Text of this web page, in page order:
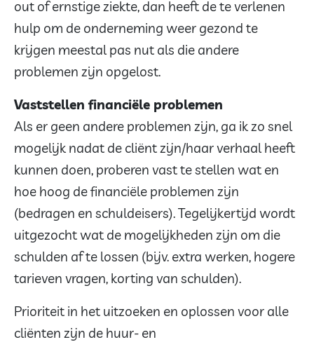
out of ernstige ziekte, dan heeft de te verlenen
hulp om de onderneming weer gezond te
krijgen meestal pas nut als die andere
problemen zijn opgelost.
Vaststellen financiële problemen
Als er geen andere problemen zijn, ga ik zo snel
mogelijk nadat de cliënt zijn/haar verhaal heeft
kunnen doen, proberen vast te stellen wat en
hoe hoog de financiële problemen zijn
(bedragen en schuldeisers). Tegelijkertijd wordt
uitgezocht wat de mogelijkheden zijn om die
schulden af te lossen (bijv. extra werken, hogere
tarieven vragen, korting van schulden).
Prioriteit in het uitzoeken en oplossen voor alle
cliënten zijn de huur- en